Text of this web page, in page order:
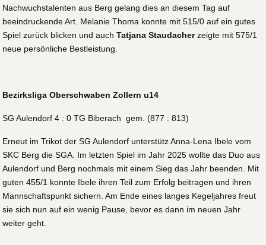
Nachwuchstalenten aus Berg gelang dies an diesem Tag auf
beeindruckende Art. Melanie Thoma konnte mit 515/0 auf ein gutes
Spiel zurück blicken und auchTatjana Staudacherzeigte mit 575/1
neue persönliche Bestleistung.
Bezirksliga Oberschwaben Zollern u14
SG Aulendorf 4 : 0 TG Biberach gem. (877 : 813)
Erneut im Trikot der SG Aulendorf unterstütz Anna-Lena Ibele vom
SKC Berg die SGA. Im letzten Spiel im Jahr 2025 wollte das Duo aus
Aulendorf und Berg nochmals mit einem Sieg das Jahr beenden. Mit
guten 455/1 konnte Ibele ihren Teil zum Erfolg beitragen und ihren
Mannschaftspunkt sichern. Am Ende eines langes Kegeljahres freut
sie sich nun auf ein wenig Pause, bevor es dann im neuen Jahr
weiter geht.